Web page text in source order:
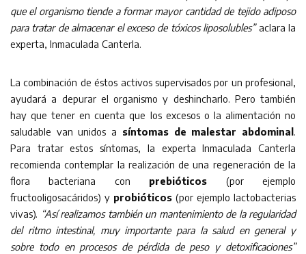
que el organismo tiende a formar mayor cantidad de tejido adiposo
para tratar de almacenar el exceso de tóxicos liposolubles”aclara la
experta, Inmaculada Canterla.
La combinación de éstos activos supervisados por un profesional,
ayudará a depurar el organismo y deshincharlo. Pero también
hay que tener en cuenta que los excesos o la alimentación no
saludable van unidos a síntomas de malestar abdominal .
Para tratar estos síntomas, la experta Inmaculada Canterla
recomienda contemplar la realización de una regeneración de la
flora bacteriana con prebióticos (por ejemplo
fructooligosacáridos) y probióticos (por ejemplo lactobacterias
vivas). “Así realizamos también un mantenimiento de la regularidad
del ritmo intestinal, muy importante para la salud en general y
sobre todo en procesos de pérdida de peso y detoxificaciones”